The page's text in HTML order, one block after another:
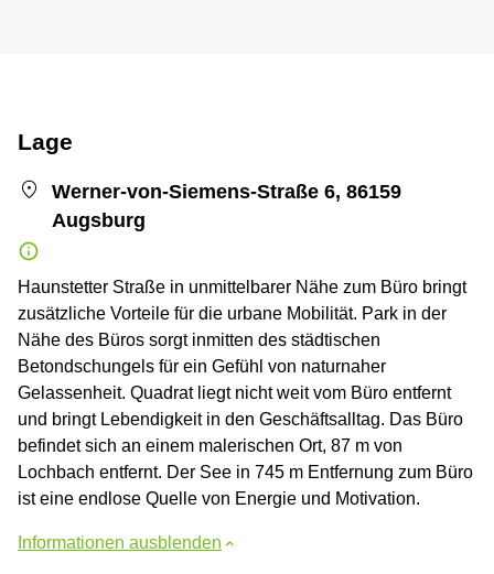
Lage
Werner-von-Siemens-Straße 6, 86159
Augsburg
Haunstetter Straße in unmittelbarer Nähe zum Büro bringt
zusätzliche Vorteile für die urbane Mobilität. Park in der
Nähe des Büros sorgt inmitten des städtischen
Betondschungels für ein Gefühl von naturnaher
Gelassenheit. Quadrat liegt nicht weit vom Büro entfernt
und bringt Lebendigkeit in den Geschäftsalltag. Das Büro
befindet sich an einem malerischen Ort, 87 m von
Lochbach entfernt. Der See in 745 m Entfernung zum Büro
ist eine endlose Quelle von Energie und Motivation.
Informationen ausblenden